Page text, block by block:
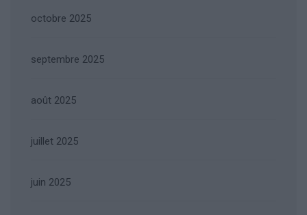
octobre 2025
septembre 2025
août 2025
juillet 2025
juin 2025